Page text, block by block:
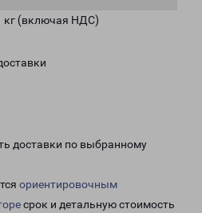
кг (включая НДС)
доставки по выбранному
ориентировочным
срок и детальную стоимость